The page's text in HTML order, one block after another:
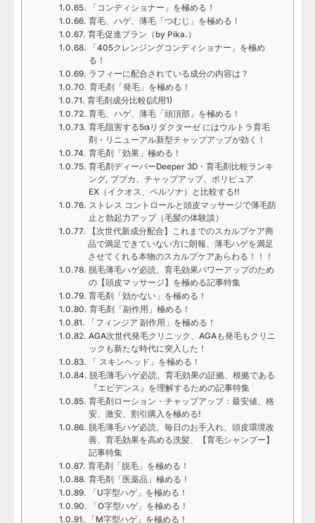
「コンディショナー」を極める！
育毛、ハゲ、薄毛「つむじ」を極める！
育毛促進プラン（by Pika.）
「405クレンジングコンディショナー」を極め
る！
ラフィーに配合されている成分の内容は？
育毛剤「発毛」を極める！
育毛剤成分比較(試用1)
育毛、ハゲ、薄毛「頭頂部」を極める！
育毛阻害する5αリダクターゼ にはウルトラ育毛
剤・リニューアル新型チャップアップが効く！
育毛剤「効果」極める！
育毛剤ディーパーDeeper 3D・育毛剤比較ランキ
ング, ブブカ、チャップアップ、ポリピュア
EX（イクオス、ペルソナ）と比較する!!
ストレス コントロールと頭皮マッサージで薄毛防
止と勃起力アップ（毛髪の体験談）
【次世代新成分配合】これまでのスカルプケア商
品で満足できていない方に朗報、薄毛ハゲを満足
させてくれる本物のスカルプケアあらわる！！！
脱毛薄毛ハゲ必読、育毛効果パワーアップのため
の【頭皮マッサージ】を極める記事特集
育毛剤「効かない」を極める！
育毛剤「副作用」極める！
「フィンジア 副作用」を極める！
AGA次世代発毛クリニック、AGAも発毛もクリニ
ックも新たな時代に突入した！
「 スキンヘッド」を極める！
脱毛薄毛ハゲ必読、育毛効果の証拠、根拠である
『エビデンス』を理解するための記事特集
育毛剤ローション・チャップアップ：最安値、格
安、激安、割引購入を極める!
脱毛薄毛ハゲ必読、毎日のお手入れ、頭皮環境改
善、育毛効果を高める洗髪、【育毛シャンプー】
記事特集
育毛剤「脱毛」を極める！
育毛剤「医薬品」極める！
「U字型ハゲ」を極める！
「O字型ハゲ」を極める！
「M字型ハゲ」を極める！